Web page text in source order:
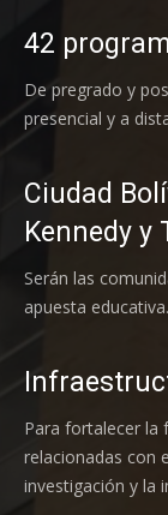
42
De pregrado y
presencial y a
Ciudad
Kennedy y
Serán las
apuesta educativa.
Para fortalecer la
relacionadas con
investigación y la